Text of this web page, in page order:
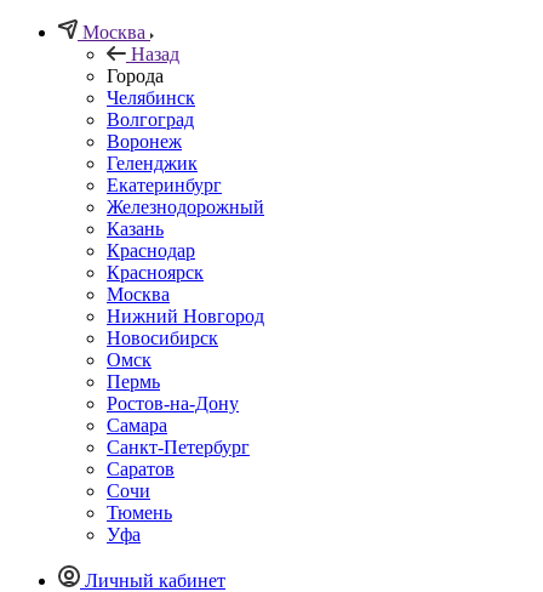
Москва
Назад
Города
Челябинск
Волгоград
Воронеж
Геленджик
Екатеринбург
Железнодорожный
Казань
Краснодар
Красноярск
Москва
Нижний Новгород
Новосибирск
Омск
Пермь
Ростов-на-Дону
Самара
Санкт-Петербург
Саратов
Сочи
Тюмень
Уфа
Личный кабинет